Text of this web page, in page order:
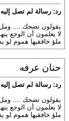
رد: رسالة لم تصل إليه
يقولون تضحك ....
لا يعلمون أن الوجع
ملؤ خافقيها هموم لو
حنان عرفه
رد: رسالة لم تصل إليه
يقولون تضحك ....
لا يعلمون أن الوجع
ملؤ خافقيها هموم لو